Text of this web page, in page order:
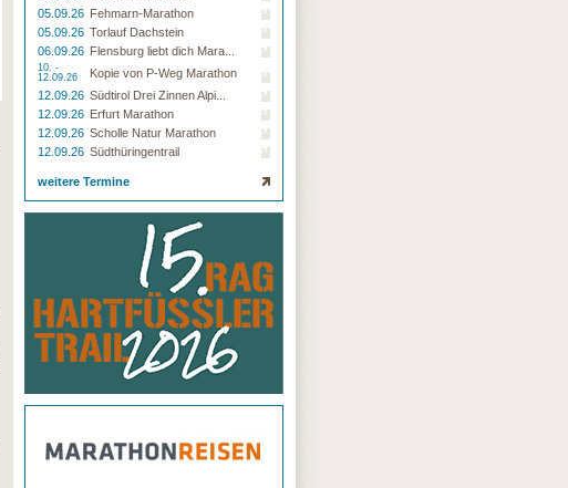
05.09.26 Fehmarn-Marathon
05.09.26 Torlauf Dachstein
06.09.26 Flensburg liebt dich Mara...
10. -
12.09.26
Kopie von P-Weg Marathon
12.09.26 Südtirol Drei Zinnen Alpi...
12.09.26 Erfurt Marathon
12.09.26 Scholle Natur Marathon
12.09.26 Südthüringentrail
weitere Termine